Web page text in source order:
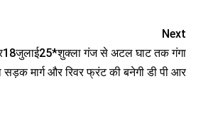
Next
गंज से अटल घाट तक गंगा
मार्ग और रिवर फ्रंट की बनेगी डी पी आर